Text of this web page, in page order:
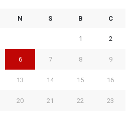
N S B C
1 2
6 7 8 9
13 14 15 16
20 21 22 23